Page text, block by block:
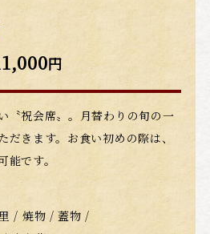
円
〝祝会席〟。月替わりの旬の一
だきます。お食い初めの際は、
です。
/ 焼物 / 蓋物 /